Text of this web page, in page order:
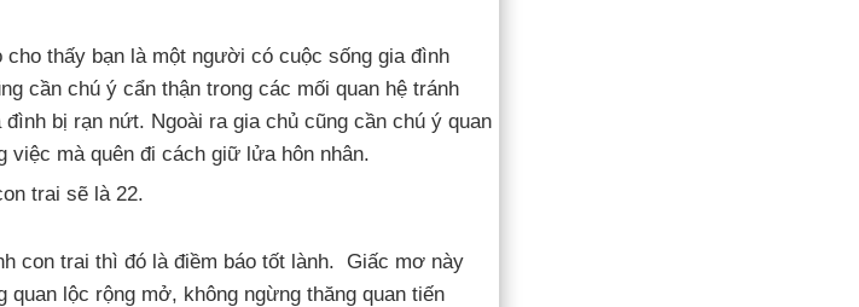
thấy bạn là một người có cuộc sống gia đình
cần chú ý cẩn thận trong các mối quan hệ tránh
bị rạn nứt. Ngoài ra gia chủ cũng cần chú ý quan
việc mà quên đi cách giữ lửa hôn nhân.
trai sẽ là 22.
con trai thì đó là điềm báo tốt lành. Giấc mơ này
lộc rộng mở, không ngừng thăng quan tiến